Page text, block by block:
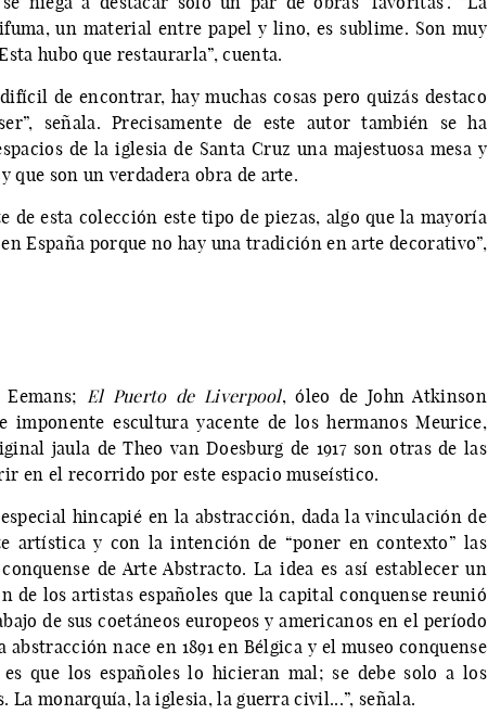
un material entre papel y lino, es sublime. Son muy
hubo que restaurarla”, cuenta.
de encontrar, hay muchas cosas pero quizás destaco
señala. Precisamente de este autor también se ha
de la iglesia de Santa Cruz una majestuosa mesa y
que son un verdadera obra de arte.
de esta colección este tipo de piezas, algo que la mayoría
España porque no hay una tradición en arte decorativo”,
El Puerto de Liverpool, óleo de John Atkinson
imponente escultura yacente de los hermanos Meurice,
jaula de Theo van Doesburg de 1917 son otras de las
en el recorrido por este espacio museístico.
hincapié en la abstracción, dada la vinculación de
artística y con la intención de “poner en contexto” las
de Arte Abstracto. La idea es así establecer un
de los artistas españoles que la capital conquense reunió
de sus coetáneos europeos y americanos en el período
abstracción nace en 1891 en Bélgica y el museo conquense
que los españoles lo hicieran mal; se debe solo a los
La monarquía, la iglesia, la guerra civil...”, señala.